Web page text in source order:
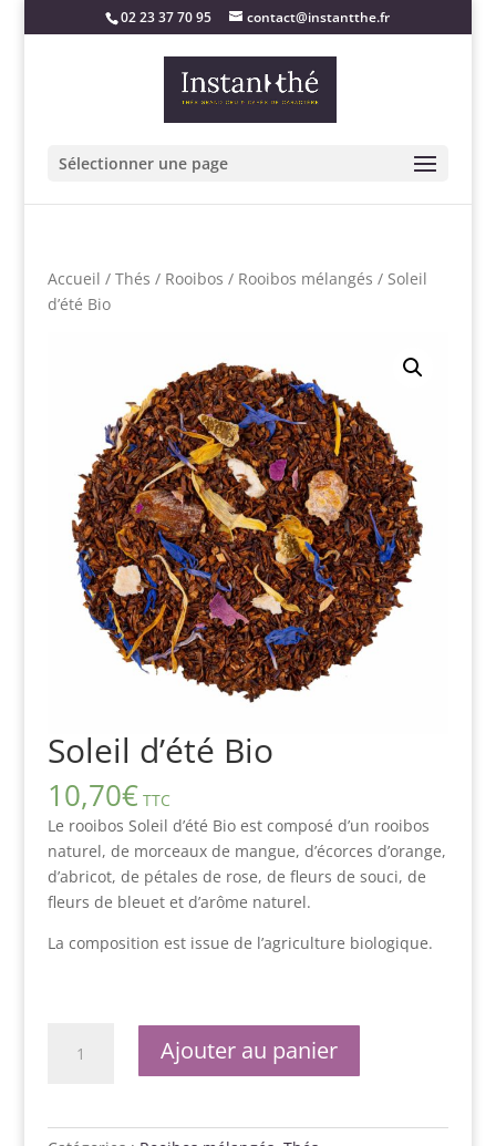
02 23 37 70 95 contact@instantthe.fr
Sélectionner une page
Accueil / Thés / Rooibos / Rooibos mélangés / Soleil
d’été Bio
Soleil d’été Bio
10,70€ TTC
Le rooibos Soleil d’été Bio est composé d’un rooibos
naturel, de morceaux de mangue, d’écorces d’orange,
d’abricot, de pétales de rose, de fleurs de souci, de
fleurs de bleuet et d’arôme naturel.
La composition est issue de l’agriculture biologique.
Ajouter au panier